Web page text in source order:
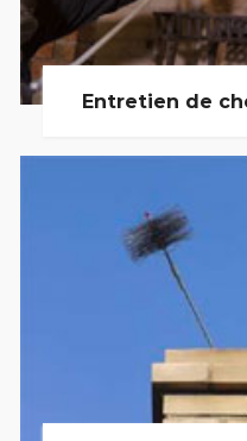
Entretien de